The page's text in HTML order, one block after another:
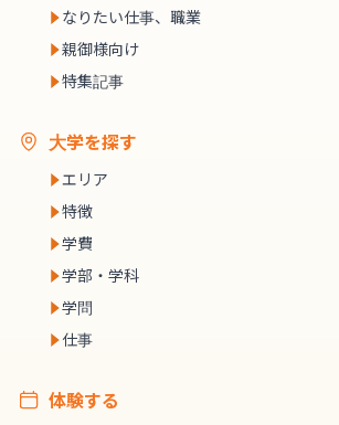
なりたい仕事、職業
親御様向け
特集記事
大学を探す
エリア
特徴
学費
学部・学科
学問
仕事
体験する